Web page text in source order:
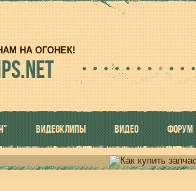
НА ОГОНЕК!
ВИДЕОКЛИПЫ ВИДЕО ФОРУМ